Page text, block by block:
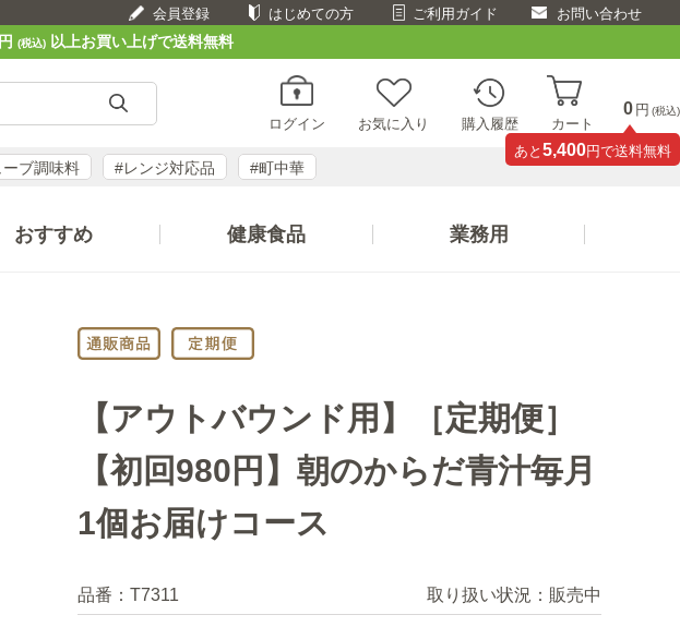
会員登録 はじめての方 ご利用ガイド お問い合わせ
(税込)以上お買い上げで送料無料
ログイン お気に入り 購入履歴 カート
0 円 (税込)
あと 5,400円で送料無料
ブ調味料 #レンジ対応品 #町中華
おすすめ 健康食品 業務用
【アウトバウンド用】［定期便］
【初回980円】朝のからだ青汁毎月
1個お届けコース
品番： T7311 取り扱い状況： 販売中